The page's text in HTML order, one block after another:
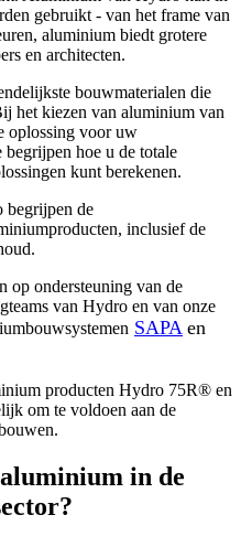
gebruikt - van het frame van
aluminium biedt grotere
en architecten.
bouwmaterialen die
het kiezen van aluminium van
oplossing voor uw
hoe u de totale
kunt berekenen.
begrijpen de
inclusief de
op ondersteuning van de
van Hydro en van onze
SAPA en
producten Hydro 75R® en
om te voldoen aan de
in de